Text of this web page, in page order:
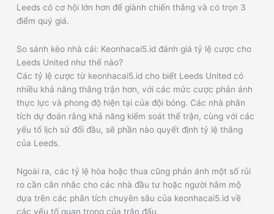
Leeds có cơ hội lớn hơn để giành chiến thắng và có trọn 3
điểm quý giá.
So sánh kèo nhà cái: Keonhacai5.id đánh giá tỷ lệ cược cho
Leeds United như thế nào?
Các tỷ lệ cược từ keonhacai5.id cho biết Leeds United có
nhiều khả năng thắng trận hơn, với các mức cược phản ánh
thực lực và phong độ hiện tại của đội bóng. Các nhà phân
tích dự đoán rằng khả năng kiểm soát thế trận, cùng với các
yếu tố lịch sử đối đầu, sẽ phần nào quyết định tỷ lệ thắng
của Leeds.
Ngoài ra, các tỷ lệ hòa hoặc thua cũng phản ánh một số rủi
ro cần cân nhắc cho các nhà đầu tư hoặc người hâm mộ
dựa trên các phân tích chuyên sâu của keonhacai5.id về
các yếu tố quan trọng của trận đấu.